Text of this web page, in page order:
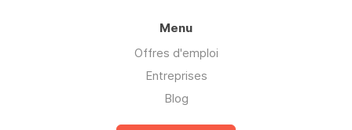
Menu
Offres d'emploi
Entreprises
Blog